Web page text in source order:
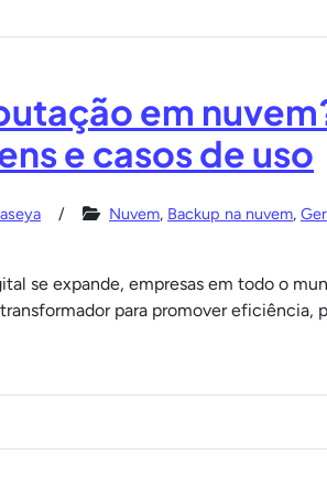
em
e casos de uso
Nuvem, Backup na nuvem,
se expande, empresas em todo o
para promover eficiência,